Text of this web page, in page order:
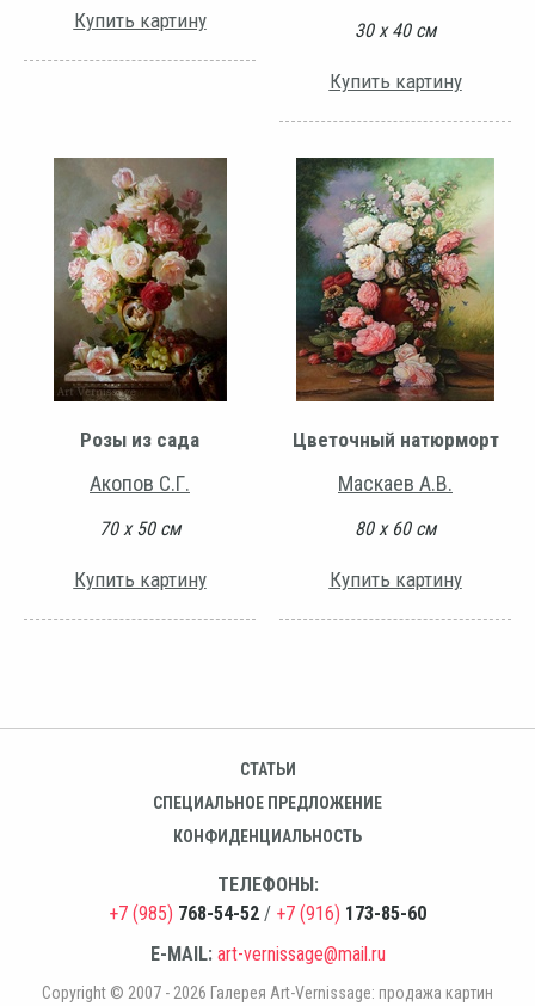
Купить картину 30 х 40 см
Купить картину
Розы из сада
Акопов С.Г.
70 х 50 см
Купить картину
Цветочный натюрморт
Маскаев А.В.
80 х 60 см
Купить картину
СТАТЬИ
СПЕЦИАЛЬНОЕ ПРЕДЛОЖЕНИЕ
КОНФИДЕНЦИАЛЬНОСТЬ
ТЕЛЕФОНЫ:
+7 (985) 768-54-52 / +7 (916) 173-85-60
E-MAIL: art-vernissage@mail.ru
Copyright © 2007 - 2026 Галерея Art-Vernissage: продажа картин